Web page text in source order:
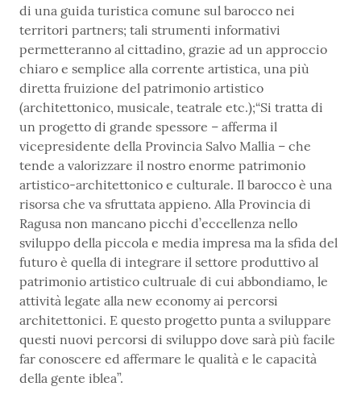
di una guida turistica comune sul barocco nei
territori partners; tali strumenti informativi
permetteranno al cittadino, grazie ad un approccio
chiaro e semplice alla corrente artistica, una più
diretta fruizione del patrimonio artistico
(architettonico, musicale, teatrale etc.);“Si tratta di
un progetto di grande spessore – afferma il
vicepresidente della Provincia Salvo Mallia – che
tende a valorizzare il nostro enorme patrimonio
artistico-architettonico e culturale. Il barocco è una
risorsa che va sfruttata appieno. Alla Provincia di
Ragusa non mancano picchi d’eccellenza nello
sviluppo della piccola e media impresa ma la sfida del
futuro è quella di integrare il settore produttivo al
patrimonio artistico cultruale di cui abbondiamo, le
attività legate alla new economy ai percorsi
architettonici. E questo progetto punta a sviluppare
questi nuovi percorsi di sviluppo dove sarà più facile
far conoscere ed affermare le qualità e le capacità
della gente iblea”.